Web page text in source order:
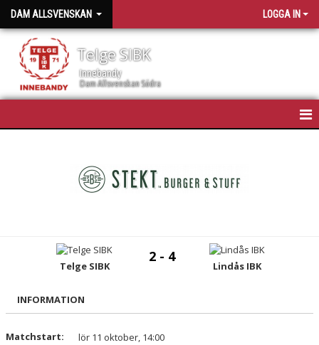
DAM ALLSVENSKAN LOGGA IN
Telge SIBK
Innebandy
Dam Allsvenskan Södra
BILDGALLERI
DOKUMENT
Telge SIBK
2 - 4
Lindås IBK
INFORMATION
Matchstart:
lör 11 oktober, 14:00